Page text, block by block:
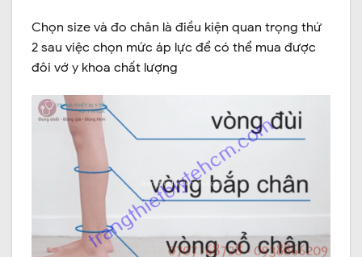
Chọn size và đo chân là điều kiện quan trọng thứ
2 sau việc chọn mức áp lực để có thể mua được
đôi vớ y khoa chất lượng